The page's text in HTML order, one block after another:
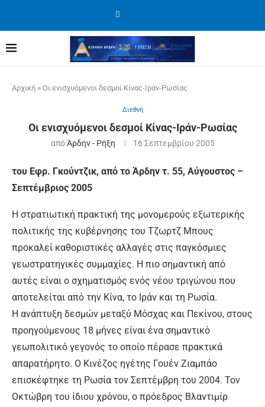
Αρχική » Οι ενισχυόμενοι δεσμοί Κίνας-Ιράν-Ρωσίας
Διεθνή
Οι ενισχυόμενοι δεσμοί Κίνας-Ιράν-Ρωσίας
απόΆρδην - Ρήξη 16 Σεπτεμβρίου 2005
του Εφρ. Γκούντζικ, από το Άρδην τ. 55, Αύγουστος –
Σεπτέμβριος 2005
Η στρατιωτική πρακτική της μονομερούς εξωτερικής
πολιτικής της κυβέρνησης του Τζωρτζ Μπους
προκαλεί καθοριστικές αλλαγές στις παγκόσμιες
γεωστρατηγικές συμμαχίες. Η πιο σημαντική από
αυτές είναι ο σχηματισμός ενός νέου τριγώνου που
αποτελείται από την Κίνα, το Ιράν και τη Ρωσία.
Η ανάπτυξη δεσμών μεταξύ Μόσχας και Πεκίνου, στους
προηγούμενους 18 μήνες είναι ένα σημαντικό
γεωπολιτικό γεγονός το οποίο πέρασε πρακτικά
απαρατήρητο. Ο Κινέζος ηγέτης Γουέν Ζιαμπάο
επισκέφτηκε τη Ρωσία τον Σεπτέμβρη του 2004. Τον
Οκτώβρη του ίδιου χρόνου, ο πρόεδρος Βλαντιμίρ